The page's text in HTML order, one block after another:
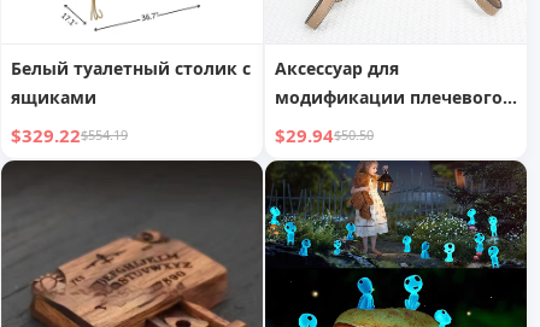
Белый туалетный столик с
ящиками
$329.22$554.19
Аксессуар для
модификации плечевого
ремня, совместимый с
сумкой Hermes Kelly
$29.94$50.50